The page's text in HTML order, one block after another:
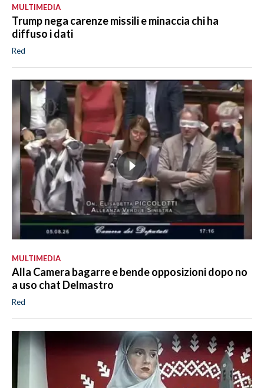
MULTIMEDIA
Trump nega carenze missili e minaccia chi ha
diffuso i dati
Red
MULTIMEDIA
Alla Camera bagarre e bende opposizioni dopo no
a uso chat Delmastro
Red